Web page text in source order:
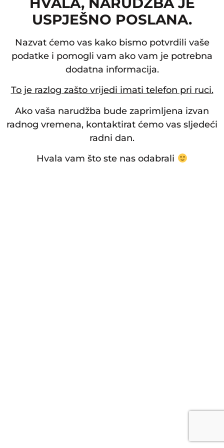
USPJEŠNO POSLANA.
Nazvat ćemo vas kako bismo potvrdili vaše
podatke i pomogli vam ako vam je potrebna
dodatna informacija.
To je razlog zašto vrijedi imati telefon pri ruci.
Ako vaša narudžba bude zaprimljena izvan
radnog vremena, kontaktirat ćemo vas sljedeći
radni dan.
Hvala vam što ste nas odabrali